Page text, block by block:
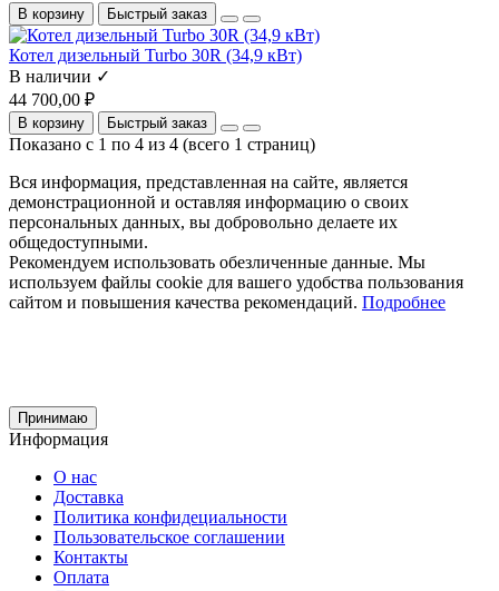
В корзину Быстрый заказ
Котел дизельный Turbo 30R (34,9 кВт)
В наличии ✓
44 700,00 ₽
В корзину Быстрый заказ
Показано с 1 по 4 из 4 (всего 1 страниц)
Вся информация, представленная на сайте, является
демонстрационной и оставляя информацию о своих
персональных данных, вы добровольно делаете их
общедоступными.
Рекомендуем использовать обезличенные данные. Мы
используем файлы cookie для вашего удобства пользования
сайтом и повышения качества рекомендаций. Подробнее
Принимаю
Информация
О нас
Доставка
Политика конфидециальности
Пользовательское соглашении
Контакты
Оплата